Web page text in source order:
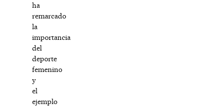
ha
remarcado
la
importancia
del
deporte
femenino
y
el
ejemplo